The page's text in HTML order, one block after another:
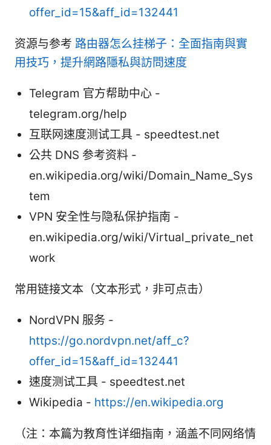
offer_id=15&aff_id=132441
资源与参考 路由器怎么挂梯子：全面指南與實
用技巧，提升網路隱私與訪問速度
Telegram 官方帮助中心 -
telegram.org/help
互联网速度测试工具 - speedtest.net
公共 DNS 参考资料 -
en.wikipedia.org/wiki/Domain_Name_Sys
tem
VPN 安全性与隐私保护指南 -
en.wikipedia.org/wiki/Virtual_private_net
work
常用链接文本（文本形式，非可点击）
NordVPN 服务 -
https://go.nordvpn.net/aff_c?
offer_id=15&aff_id=132441
速度测试工具 - speedtest.net
Wikipedia - https://en.wikipedia.org
（注：本篇为教育性详细指南，涵盖不同网络情